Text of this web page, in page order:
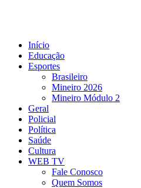
Início
Educação
Esportes
Brasileiro
Mineiro 2026
Mineiro Módulo 2
Geral
Policial
Política
Saúde
Cultura
WEB TV
Fale Conosco
Quem Somos